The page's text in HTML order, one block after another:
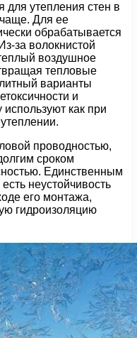
для утепления стен в
чаще. Для ее
обрабатывается
за волокнистой
воздушное
тепловые
варианты
и
как при
проводностью,
сроком
Единственным
неустойчивость
его монтажа,
гидроизоляцию